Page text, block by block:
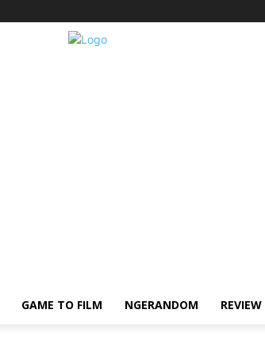
GAME TO FILM NGERANDOM REVIEW